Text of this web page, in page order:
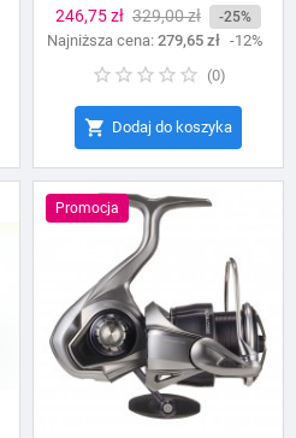
Cena
246,75 zł Cena
podstawowa
329,00 zł -25%
Najniższa cena: 279,65 zł -12%
(0)
 Dodaj do koszyka
Promocja